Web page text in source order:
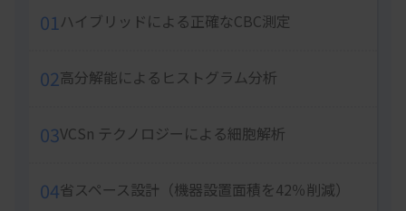
01 ハイブリッドによる正確なCBC測定
02高分解能によるヒストグラム分析
03VCSn テクノロジーによる細胞解析
04省スペース設計（機器設置面積を42％削減）